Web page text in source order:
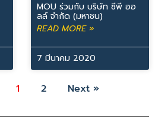
MOU ร่วมกับ บริษัท ซีพี ออ
ลล์ จำกัด (มหาชน)
READ MORE »
7 มีนาคม 2020
1 2 Next »